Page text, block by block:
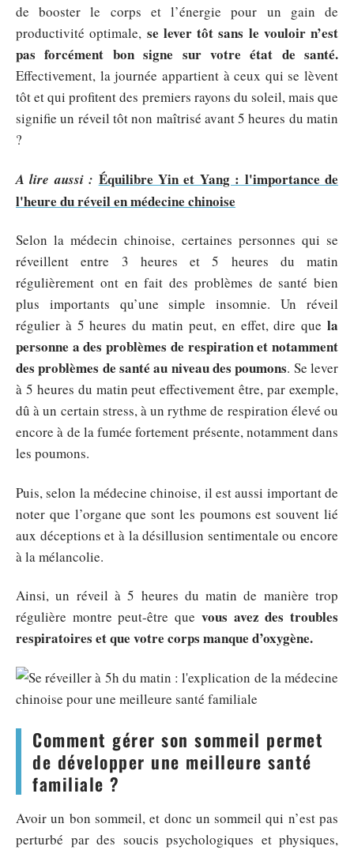
de booster le corps et l’énergie pour un gain de
productivité optimale, se lever tôt sans le vouloir n’est
pas forcément bon signe sur votre état de santé.
Effectivement, la journée appartient à ceux qui se lèvent
tôt et qui profitent des premiers rayons du soleil, mais que
signifie un réveil tôt non maîtrisé avant 5 heures du matin
?
A lire aussi : Équilibre Yin et Yang : l'importance de
l'heure du réveil en médecine chinoise
Selon la médecin chinoise, certaines personnes qui se
réveillent entre 3 heures et 5 heures du matin
régulièrement ont en fait des problèmes de santé bien
plus importants qu’une simple insomnie. Un réveil
régulier à 5 heures du matin peut, en effet, dire que la
personne a des problèmes de respiration et notamment
des problèmes de santé au niveau des poumons. Se lever
à 5 heures du matin peut effectivement être, par exemple,
dû à un certain stress, à un rythme de respiration élevé ou
encore à de la fumée fortement présente, notamment dans
les poumons.
Puis, selon la médecine chinoise, il est aussi important de
noter que l’organe que sont les poumons est souvent lié
aux déceptions et à la désillusion sentimentale ou encore
à la mélancolie.
Ainsi, un réveil à 5 heures du matin de manière trop
régulière montre peut-être que vous avez des troubles
respiratoires et que votre corps manque d’oxygène.
Comment gérer son sommeil permet
de développer une meilleure santé
familiale ?
Avoir un bon sommeil, et donc un sommeil qui n’est pas
perturbé par des soucis psychologiques et physiques,